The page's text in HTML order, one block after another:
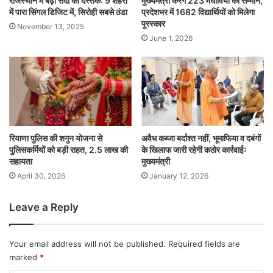
में पारा सिंगल डिजिट में, सिरोही सबसे ठंडा
November 13, 2025
प्रदेशभर में 1682 विद्यार्थियों को मिलेगा
पुरस्कार
June 1, 2026
रियाणा पुलिस की शगुन योजना से
पुलिसकर्मियों को बड़ी राहत, 2.5 लाख की
सहायता
April 30, 2026
अवैध कब्जा बर्दाश्त नहीं, भूमाफिया व दबंगों
के खिलाफ जारी रहेगी कठोर कार्रवाईः
मुख्यमंत्री
January 12, 2026
Leave a Reply
Your email address will not be published. Required fields are
marked *